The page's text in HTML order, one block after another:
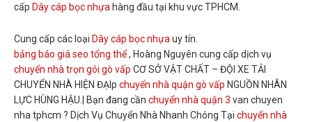
cấp Dây cáp bọc nhựa hàng đầu tại khu vực TPHCM.
Cung cấp các loại Dây cáp bọc nhựa uy tín.
bảng báo giá seo tổng thể, Hoàng Nguyên cung cấp dịch vụ
chuyển nhà trọn gói gò vấp CƠ SỞ VẬT CHẤT – ĐỘI XE TẢI
CHUYỂN NHÀ HIỆN ĐẠIp chuyển nhà quận gò vấp NGUỒN NHÂN
LỰC HÙNG HẬU.| Bạn đang cần chuyển nhà quận 3 van chuyen
nha tphcm ? Dịch Vụ Chuyển Nhà Nhanh Chóng Tại chuyển nhà